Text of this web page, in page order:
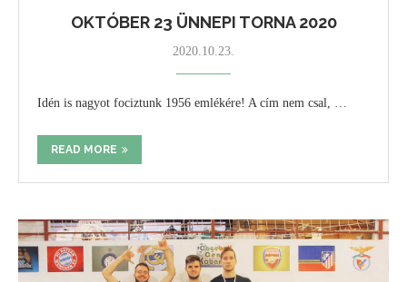
OKTÓBER 23 ÜNNEPI TORNA 2020
2020.10.23.
Idén is nagyot fociztunk 1956 emlékére! A cím nem csal, …
READ MORE